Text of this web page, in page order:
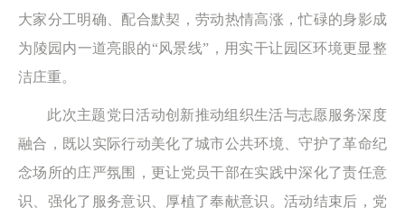
大家分工明确、配合默契，劳动热情高涨，忙碌的身影成
为陵园内一道亮眼的“风景线”，用实干让园区环境更显整
洁庄重。
此次主题党日活动创新推动组织生活与志愿服务深度
融合，既以实际行动美化了城市公共环境、守护了革命纪
念场所的庄严氛围，更让党员干部在实践中深化了责任意
识、强化了服务意识、厚植了奉献意识。活动结束后，党